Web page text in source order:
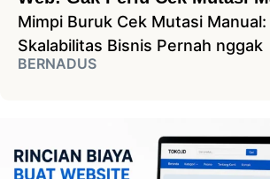
Mimpi Buruk Cek Mutasi
Skalabilitas Bisnis Pernah nggak
BERNADUS